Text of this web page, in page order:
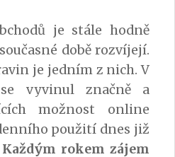
je stále hodně
době rozvíjejí.
je jedním z nich. V
vyvinul značně a
možnost online
použití dnes již
Každým rokem zájem